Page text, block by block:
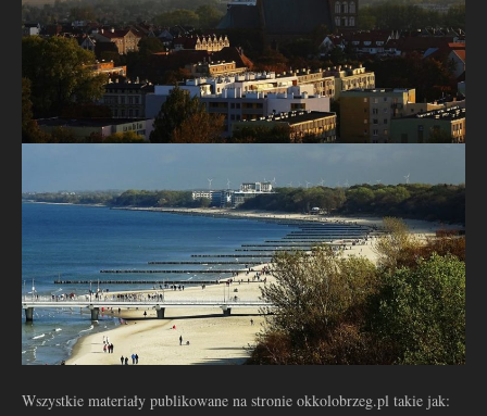
Wszystkie materiały publikowane na stronie okkolobrzeg.pl takie jak: